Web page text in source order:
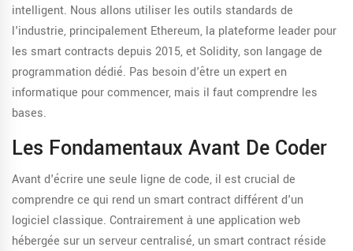
intelligent. Nous allons utiliser les outils standards de
l'industrie, principalement Ethereum, la plateforme leader pour
les smart contracts depuis 2015, etSolidity, son langage de
programmation dédié. Pas besoin d'être un expert en
informatique pour commencer, mais il faut comprendre les
bases.
Les Fondamentaux Avant De Coder
Avant d'écrire une seule ligne de code, il est crucial de
comprendre ce qui rend un smart contract différent d'un
logiciel classique. Contrairement à une application web
hébergée sur un serveur centralisé, un smart contract réside